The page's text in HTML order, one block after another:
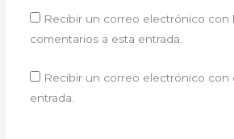
Recibir un correo electrónico con
comentarios a esta entrada.
Recibir un correo electrónico con
entrada.